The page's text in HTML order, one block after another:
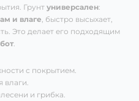
Грунт универсален:
и влаге, быстро высыхает,
Это делает его подходящим
.
с покрытием.
влаги.
и грибка.